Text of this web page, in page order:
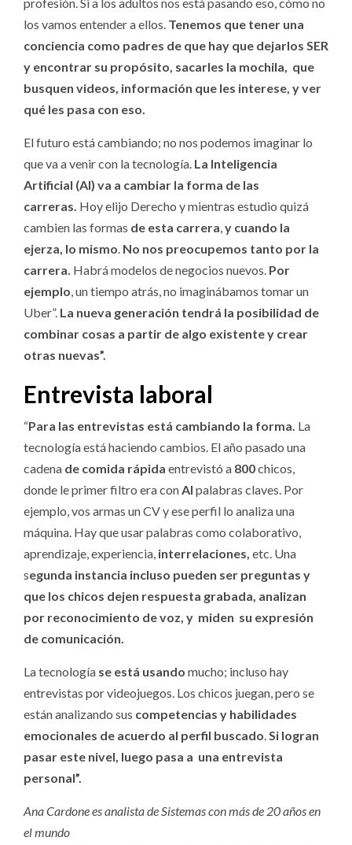
profesión. Si a los adultos nos está pasando eso, cómo no
los vamos entender a ellos. Tenemos que tener una
conciencia como padres de que hay que dejarlos SER
y encontrar su propósito, sacarles la mochila, que
busquen videos, información que les interese, y ver
qué les pasa con eso.
El futuro está cambiando; no nos podemos imaginar lo
que va a venir con la tecnología. La Inteligencia
Artificial (AI) va a cambiar la forma de las
carreras. Hoy elijo Derecho y mientras estudio quizá
cambien las formas de esta carrera,y cuando la
ejerza, lo mismo. No nos preocupemos tanto por la
carrera. Habrá modelos de negocios nuevos. Por
ejemplo, un tiempo atrás, no imaginábamos tomar un
Uber”. La nueva generación tendrá la posibilidad de
combinar cosas a partir de algo existente y crear
otras nuevas”.
Entrevista laboral
“Para las entrevistas está cambiando la forma. La
tecnología está haciendo cambios. El año pasado una
cadena de comida rápida entrevistó a 800chicos,
donde le primer filtro era conAI palabras claves. Por
ejemplo, vos armas un CV y ese perfil lo analiza una
máquina. Hay que usar palabras como colaborativo,
aprendizaje, experiencia, interrelaciones, etc. Una
segunda instancia incluso pueden ser preguntas y
que los chicos dejen respuesta grabada, analizan
por reconocimiento de voz, y miden su expresión
de comunicación.
La tecnología se está usando mucho; incluso hay
entrevistas por videojuegos. Los chicos juegan, pero se
están analizando sus competencias y habilidades
emocionales de acuerdo al perfil buscado.Si logran
pasar este nivel, luego pasa a una entrevista
personal”.
Ana Cardone es analista de Sistemas con más de 20 años en
el mundo